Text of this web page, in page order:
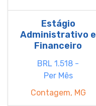
Estágio
Administrativo e
Financeiro
BRL 1.518 -
Per Mês
Contagem, MG